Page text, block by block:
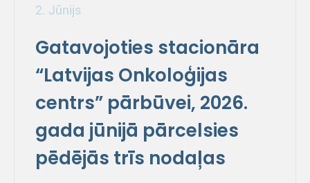
2. Jūnijs
Gatavojoties stacionāra
“Latvijas Onkoloģijas
centrs” pārbūvei, 2026.
gada jūnijā pārcelsies
pēdējās trīs nodaļas